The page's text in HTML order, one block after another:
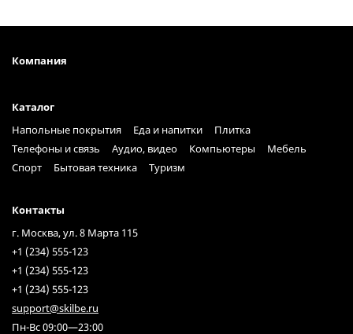
Компания
Каталог
Напольные покрытия
Еда и напитки
Плитка
Телефоны и связь
Аудио, видео Компьютеры
Мебель
Спорт
Бытовая техника Туризм
Контакты
г. Москва, ул. 8 Марта 115
+1 (234) 555-123
+1 (234) 555-123
+1 (234) 555-123
support@skilbe.ru
Пн-Вс 09:00—23:00